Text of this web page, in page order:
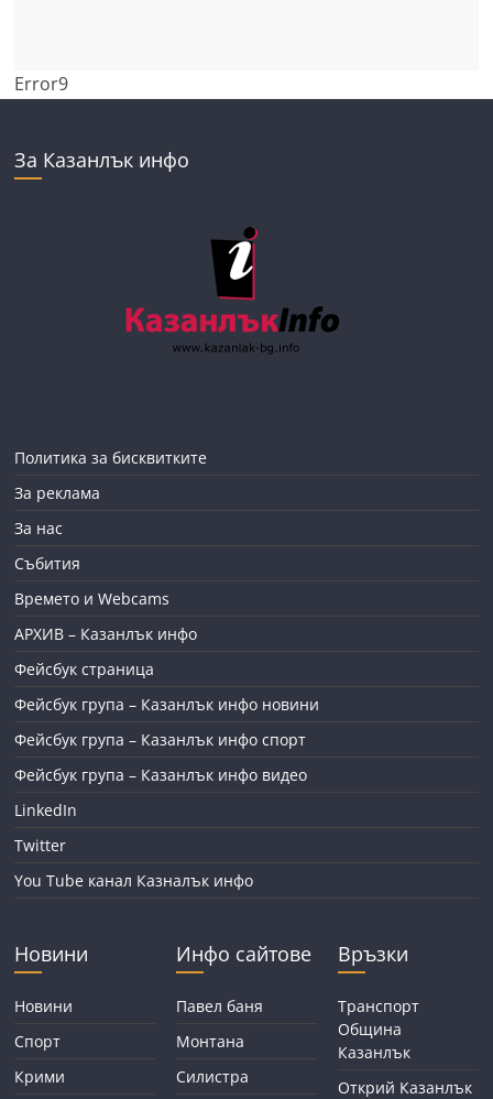
Error9
За Казанлък инфо
Политика за бисквитките
За реклама
За нас
Събития
Времето и Webcams
АРХИВ – Казанлък инфо
Фейсбук страница
Фейсбук група – Казанлък инфо новини
Фейсбук група – Казанлък инфо спорт
Фейсбук група – Казанлък инфо видео
LinkedIn
Twitter
You Tube канал Казналък инфо
Новини
Новини
Спорт
Крими
Инфо сайтове
Павел баня
Монтана
Силистра
Връзки
Транспорт
Община
Казанлък
Открий Казанлък